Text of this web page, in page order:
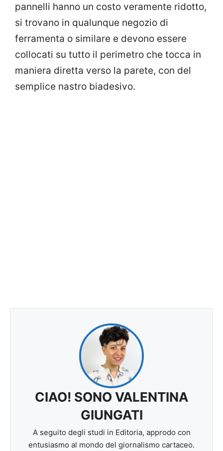
pannelli hanno un costo veramente ridotto,
si trovano in qualunque negozio di
ferramenta o similare e devono essere
collocati su tutto il perimetro che tocca in
maniera diretta verso la parete, con del
semplice nastro biadesivo.
CIAO! SONO VALENTINA
GIUNGATI
A seguito degli studi in Editoria, approdo con
entusiasmo al mondo del giornalismo cartaceo.